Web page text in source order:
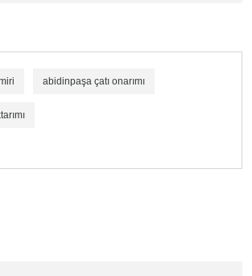
abidinpaşa çatı onarımı